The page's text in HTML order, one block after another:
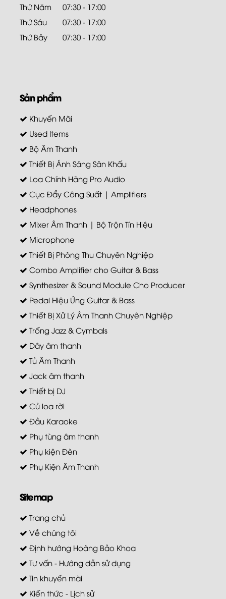
Thứ Năm
07:30 - 17:00
Thứ Sáu
07:30 - 17:00
Thứ Bảy
07:30 - 17:00
Sản phẩm
Khuyến Mãi
Used Items
Bộ Âm Thanh
Thiết Bị Ánh Sáng Sân Khấu
Loa Chính Hãng Pro Audio
Cục Đẩy Công Suất | Amplifiers
Headphones
Mixer Âm Thanh | Bộ Trộn Tín Hiệu
Microphone
Thiết Bị Phòng Thu Chuyên Nghiệp
Combo Amplifier cho Guitar & Bass
Synthesizer & Sound Module Cho Producer
Pedal Hiệu Ứng Guitar & Bass
Thiết Bị Xử Lý Âm Thanh Chuyên Nghiệp
Trống Jazz & Cymbals
Dây âm thanh
Tủ Âm Thanh
Jack âm thanh
Thiết bị DJ
Củ loa rời
Đầu Karaoke
Phụ tùng âm thanh
Phụ kiện Đèn
Phụ Kiện Âm Thanh
Sitemap
Trang chủ
Về chúng tôi
Định hướng Hoàng Bảo Khoa
Tư vấn - Hướng dẫn sử dụng
Tin khuyến mãi
Kiến thức - Lịch sử